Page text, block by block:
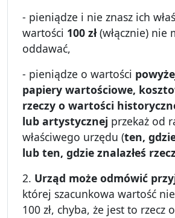
- pieniądze i nie znasz ich
wartości 100 zł(włącznie) nie
oddawać,
- pieniądze o wartości
papiery wartościowe,
rzeczy o wartości
lub artystycznej przekaż od
właściwego urzędu (ten,
lub ten, gdzie znalazłeś rzecz
2. Urząd może odmówić
której szacunkowa wartość
100 zł, chyba, że jest to rzecz